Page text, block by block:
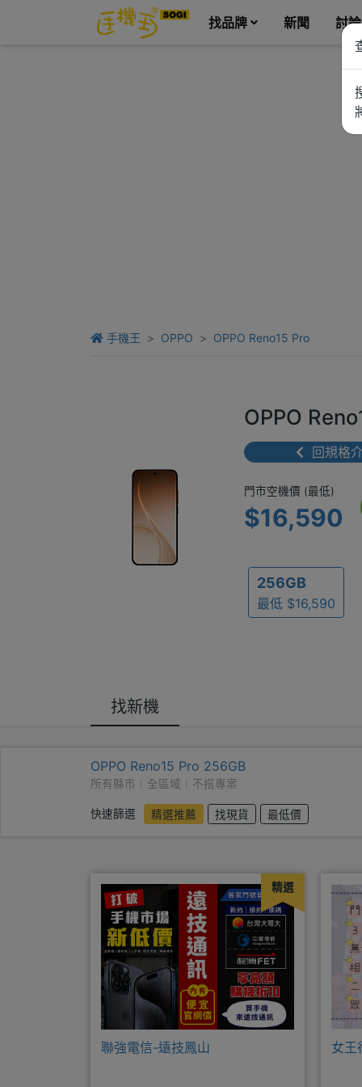
找品牌 新聞 討論
手機王 OPPO OPPO Reno15 Pro
OPPO
回規格
門市空機
門市空機價 (最低)
$16,590
256GB
最低 $16,590
找新機
OPPO Reno15 Pro 256GB
所有縣市｜全區域｜不搭專案
快速篩選 精選推薦 找現貨 最低價
精選
聯強電信-遠技鳳山 女王